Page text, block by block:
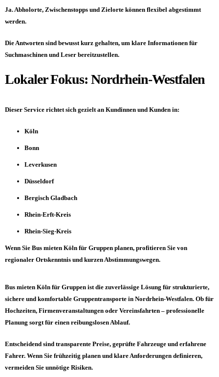
Ja. Abholorte, Zwischenstopps und Zielorte können flexibel abgestimmt
werden.
Die Antworten sind bewusst kurz gehalten, um klare Informationen für
Suchmaschinen und Leser bereitzustellen.
Lokaler Fokus: Nordrhein-Westfalen
Dieser Service richtet sich gezielt an Kundinnen und Kunden in:
Köln
Bonn
Leverkusen
Düsseldorf
Bergisch Gladbach
Rhein-Erft-Kreis
Rhein-Sieg-Kreis
Wenn Sie Bus mieten Köln für Gruppen planen, profitieren Sie von
regionaler Ortskenntnis und kurzen Abstimmungswegen.
Bus mieten Köln für Gruppen ist die zuverlässige Lösung für strukturierte,
sichere und komfortable Gruppentransporte in Nordrhein-Westfalen. Ob für
Hochzeiten, Firmenveranstaltungen oder Vereinsfahrten – professionelle
Planung sorgt für einen reibungslosen Ablauf.
Entscheidend sind transparente Preise, geprüfte Fahrzeuge und erfahrene
Fahrer. Wenn Sie frühzeitig planen und klare Anforderungen definieren,
vermeiden Sie unnötige Risiken.